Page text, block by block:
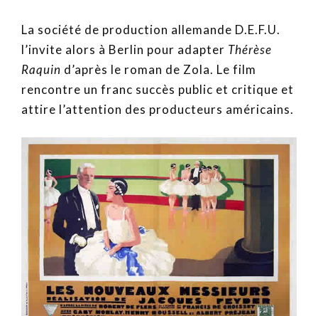
La société de production allemande D.E.F.U.
l’invite alors à Berlin pour adapter Thérèse
Raquin d’après le roman de Zola. Le film
rencontre un franc succès public et critique et
attire l’attention des producteurs américains.